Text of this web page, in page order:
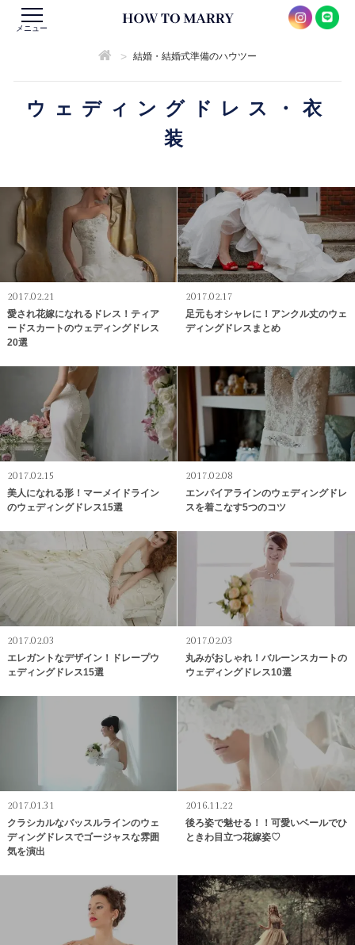
メニュー
> 結婚・結婚式準備のハウツー
ウェディングドレス・衣
装
2017.02.21
愛され花嫁になれるドレス！ティア
ードスカートのウェディングドレス
20選
2017.02.17
足元もオシャレに！アンクル丈のウェ
ディングドレスまとめ
2017.02.15
美人になれる形！マーメイドライン
のウェディングドレス15選
2017.02.08
エンパイアラインのウェディングドレ
スを着こなす5つのコツ
2017.02.03
エレガントなデザイン！ドレープウ
ェディングドレス15選
2017.02.03
丸みがおしゃれ！バルーンスカートの
ウェディングドレス10選
2017.01.31
クラシカルなバッスルラインのウェ
ディングドレスでゴージャスな雰囲
気を演出
2016.11.22
後ろ姿で魅せる！！可愛いベールでひ
ときわ目立つ花嫁姿♡